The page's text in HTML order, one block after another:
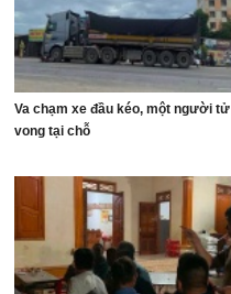
Va chạm xe đầu kéo, một người tử
vong tại chỗ